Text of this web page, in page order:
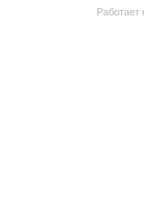
Работает